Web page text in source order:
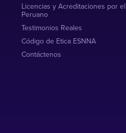
Licencias y Acreditaciones por
Peruano
Testimonios Reales
Código de Etica ESNNA
Contáctenos